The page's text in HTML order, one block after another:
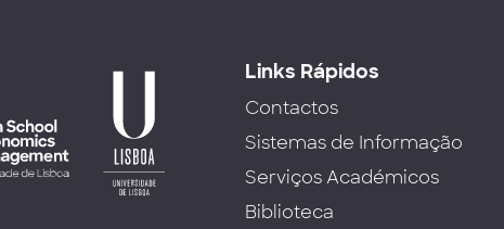
Links Rápidos
Contactos
Sistemas de Informação
Serviços Académicos
Biblioteca